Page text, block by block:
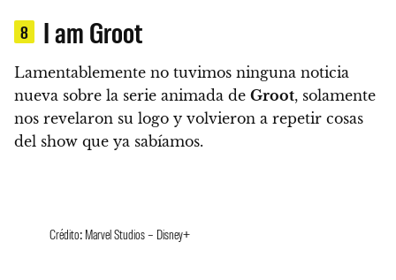
8 I am Groot
Lamentablemente no tuvimos ninguna noticia
nueva sobre la serie animada de Groot, solamente
nos revelaron su logo y volvieron a repetir cosas
del show que ya sabíamos.
Crédito: Marvel Studios – Disney+